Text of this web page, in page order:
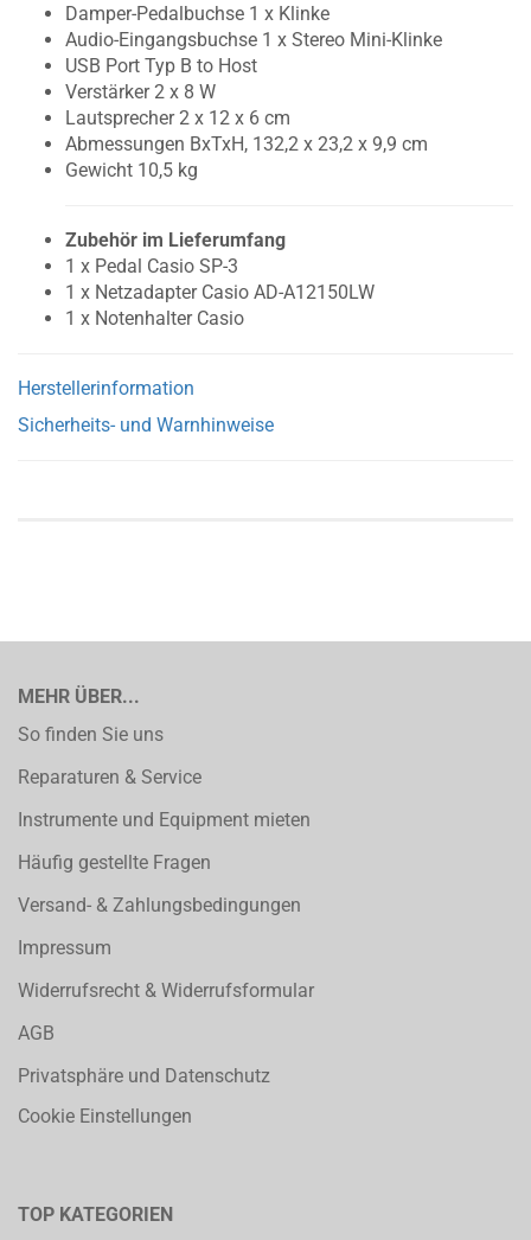
Damper-Pedalbuchse 1 x Klinke
Audio-Eingangsbuchse 1 x Stereo Mini-Klinke
USB Port Typ B to Host
Verstärker 2 x 8 W
Lautsprecher 2 x 12 x 6 cm
Abmessungen BxTxH, 132,2 x 23,2 x 9,9 cm
Gewicht 10,5 kg
Zubehör im Lieferumfang
1 x Pedal Casio SP-3
1 x Netzadapter Casio AD-A12150LW
1 x Notenhalter Casio
Herstellerinformation
Sicherheits- und Warnhinweise
MEHR ÜBER...
So finden Sie uns
Reparaturen & Service
Instrumente und Equipment mieten
Häufig gestellte Fragen
Versand- & Zahlungsbedingungen
Impressum
Widerrufsrecht & Widerrufsformular
AGB
Privatsphäre und Datenschutz
Cookie Einstellungen
TOP KATEGORIEN